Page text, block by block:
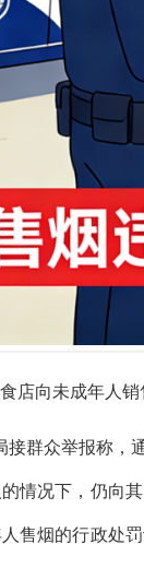
店向未成年人销
接群众举报称，
情况下，仍向
售烟的行政处